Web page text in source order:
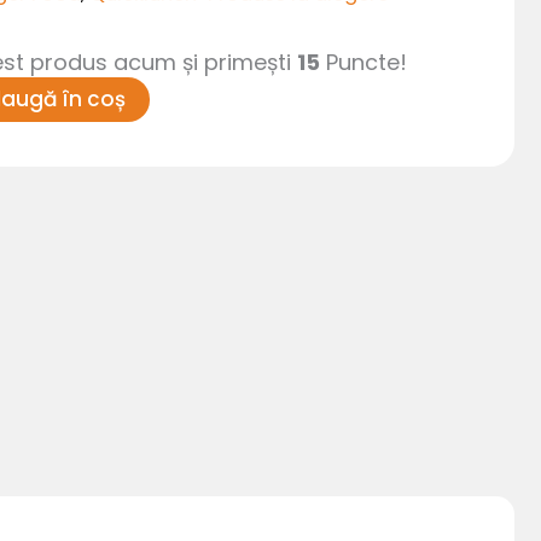
produs acum și primești 15 Puncte!
în coș